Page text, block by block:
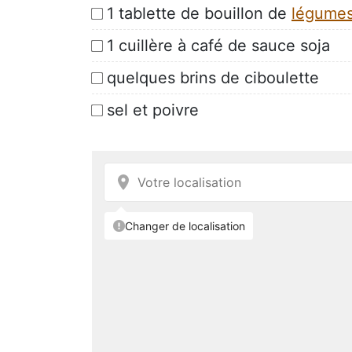
1 tablette de bouillon de
1 cuillère à café de sauce soja
quelques brins de ciboulette
sel et poivre